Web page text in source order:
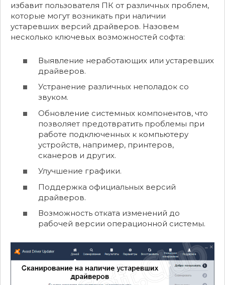
избавит пользователя ПК от различных проблем,
которые могут возникать при наличии
устаревших версий драйверов. Назовем
несколько ключевых возможностей софта:
Выявление неработающих или устаревших
драйверов.
Устранение различных неполадок со
звуком.
Обновление системных компонентов, что
позволяет предотвратить проблемы при
работе подключенных к компьютеру
устройств, например, принтеров,
сканеров и других.
Улучшение графики.
Поддержка официальных версий
драйверов.
Возможность отката изменений до
рабочей версии операционной системы.